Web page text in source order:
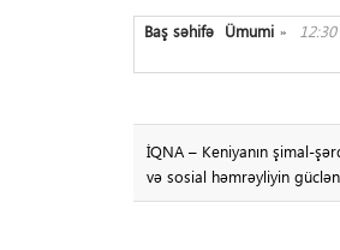
Baş səhifə »
Ümumi
İQNA – Keniyanın şimal-
və sosial həmrəyliyin